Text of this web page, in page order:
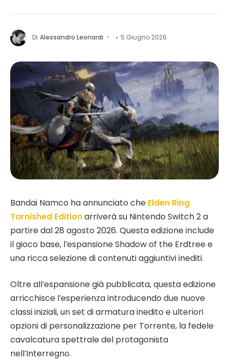
Di Alessandro Leonardi 5 Giugno 2026
Bandai Namco ha annunciato che Elden Ring
Tarnished Editionarriverà su Nintendo Switch 2 a
partire dal 28 agosto 2026. Questa edizione include
il gioco base, l’espansione Shadow of the Erdtree e
una ricca selezione di contenuti aggiuntivi inediti.
Oltre all’espansione già pubblicata, questa edizione
arricchisce l’esperienza introducendo due nuove
classi iniziali, un set di armatura inedito e ulteriori
opzioni di personalizzazione per Torrente, la fedele
cavalcatura spettrale del protagonista
nell’Interregno.